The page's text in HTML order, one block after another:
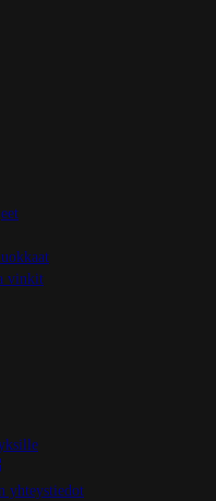
vinkit
yhteystiedot